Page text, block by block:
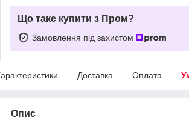
Що таке купити з Пром?
Замовлення під захистом
Доставка Оплата
Опис